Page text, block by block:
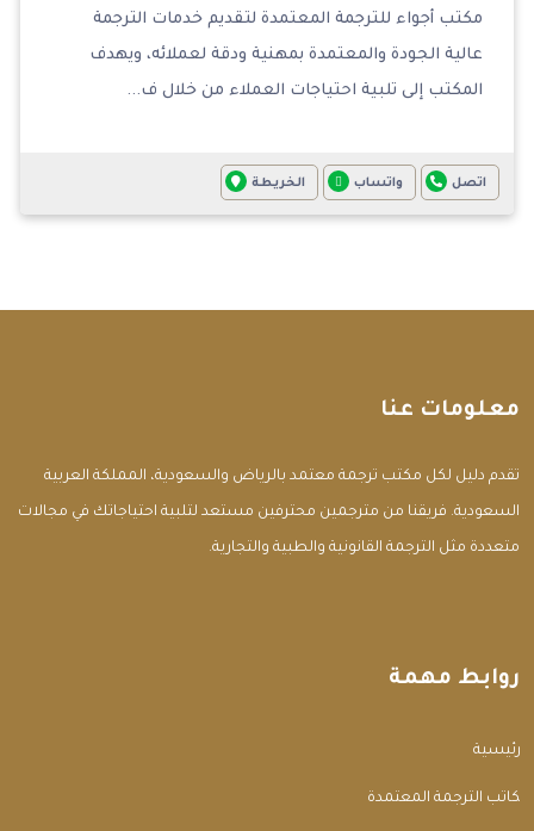
مكتب أجواء للترجمة المعتمدة لتقديم خدمات الترجمة
عالية الجودة والمعتمدة بمهنية ودقة لعملائه، ويهدف
المكتب إلى تلبية احتياجات العملاء من خلال ف...
اتصل واتساب الخريطة
معلومات عنا
تقدم دليل لكل مكتب ترجمة معتمد بالرياض والسعودية، المملكة العربية
السعودية. فريقنا من مترجمين محترفين مستعد لتلبية احتياجاتك في مجالات
متعددة مثل الترجمة القانونية والطبية والتجارية.
روابط مهمة
الرئيسية
مكاتب الترجمة المعتمدة